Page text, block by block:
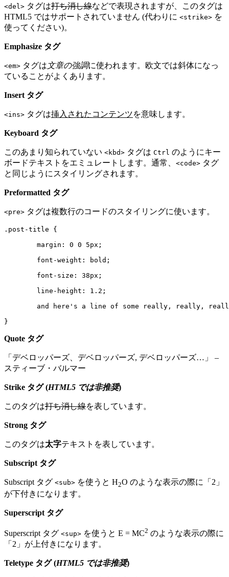
<del> タグは打ち消し線などで表現されますが、このタグは
HTML5 ではサポートされていません (代わりに <strike> を
使ってください)。
Emphasize タグ
<em> タグは文章の強調に使われます。欧文では斜体になっ
ていることがよくあります。
Insert タグ
<ins> タグは挿入されたコンテンツを意味します。
Keyboard タグ
このあまり知られていない <kbd> タグは Ctrl のようにキー
ボードテキストをエミュレートします。通常、 <code> タグ
と同じようにスタイリングされます。
Preformatted タグ
<pre> タグは複数行のコードのスタイリングに使います。
.post-title {
}
Quote タグ
デベロッパーズ、デベロッパーズ, デベロッパーズ…
–
スティーブ・バルマー
Strike タグ (HTML5 では非推奨)
このタグは打ち消し線を表しています。
Strong タグ
このタグは太字テキストを表しています。
Subscript タグ
Subscript タグ <sub> を使うと H2O のような表示の際に「2」
が下付きになります。
Superscript タグ
Superscript タグ <sup> を使うと E = MC2 のような表示の際に
「2」が上付きになります。
Teletype タグ (HTML5 では非推奨)